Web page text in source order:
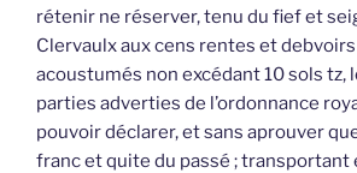
rétenir ne réserver, tenu du fief et
Clervaulx aux cens rentes et
acoustumés non excédant 10 sols tz,
parties adverties de l’ordonnance
pouvoir déclarer, et sans aprouver
franc et quite du passé ; transportant